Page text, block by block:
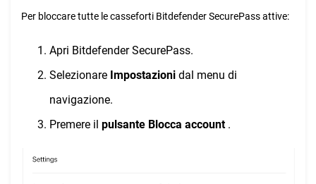
Per bloccare tutte le casseforti Bitdefender SecurePass attive:
Apri Bitdefender SecurePass.
Selezionare Impostazioni dal menu di
navigazione.
Premere il pulsante Blocca account .